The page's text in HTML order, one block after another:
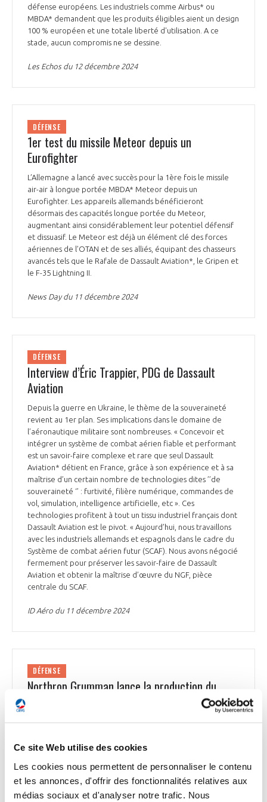
Ce site Web utilise des cookies
Les cookies nous permettent de personnaliser le contenu
et les annonces, d'offrir des fonctionnalités relatives aux
médias sociaux et d'analyser notre trafic. Nous
défense européens. Les industriels comme Airbus* ou
MBDA* demandent que les produits éligibles aient un design
100 % européen et une totale liberté d'utilisation. A ce
stade, aucun compromis ne se dessine.
Les Echos du 12 décembre 2024
DÉFENSE
1er test du missile Meteor depuis un
Eurofighter
L’Allemagne a lancé avec succès pour la 1ère fois le missile
air-air à longue portée MBDA* Meteor depuis un
Eurofighter. Les appareils allemands bénéficieront
désormais des capacités longue portée du Meteor,
augmentant ainsi considérablement leur potentiel défensif
et dissuasif. Le Meteor est déjà un élément clé des forces
aériennes de l’OTAN et de ses alliés, équipant des chasseurs
avancés tels que le Rafale de Dassault Aviation*, le Gripen et
le F-35 Lightning II.
News Day du 11 décembre 2024
DÉFENSE
Interview d’Éric Trappier, PDG de Dassault
Aviation
Depuis la guerre en Ukraine, le thème de la souveraineté
revient au 1er plan. Ses implications dans le domaine de
l’aéronautique militaire sont nombreuses. « Concevoir et
intégrer un système de combat aérien fiable et performant
est un savoir-faire complexe et rare que seul Dassault
Aviation* détient en France, grâce à son expérience et à sa
maîtrise d’un certain nombre de technologies dites ’’de
souveraineté ‘’ : furtivité, filière numérique, commandes de
vol, simulation, intelligence artificielle, etc ». Ces
technologies profitent à tout un tissu industriel français dont
Dassault Aviation est le pivot. « Aujourd’hui, nous travaillons
avec les industriels allemands et espagnols dans le cadre du
Système de combat aérien futur (SCAF). Nous avons négocié
fermement pour préserver les savoir-faire de Dassault
Aviation et obtenir la maîtrise d’œuvre du NGF, pièce
centrale du SCAF.
ID Aéro du 11 décembre 2024
DÉFENSE
Northrop Grumman lance la production du
premier E-2D Advanced Hawkeye destiné à la
production du 1er E-2D Advanced Hawkeye destiné à la
produire 3 avions E-2D, dont le 1er devrait être livré en 2027.
Les E-2D remplaceront la flotte française d’E-2C Hawkeye
2000 entrés en service dans la Marine nationale en 1998. L’E-